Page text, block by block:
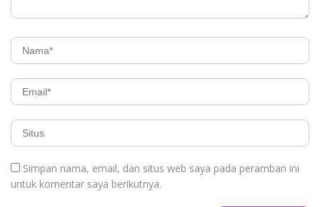
Simpan nama, email, dan situs web saya pada peramban ini
untuk komentar saya berikutnya.